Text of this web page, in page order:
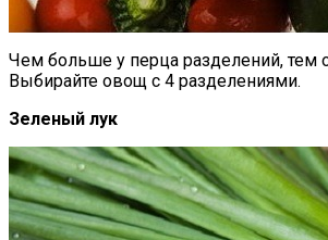
Чем больше у перца разделений, тем
Выбирайте овощ с 4 разделениями.
Зеленый лук